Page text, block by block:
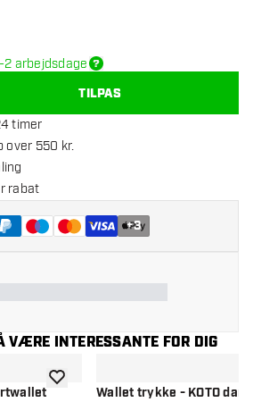
2 arbejdsdage
TILPAS
timer
over 550 kr.
rabat
+3
VÆRE INTERESSANTE FOR DIG
tilføje til ønskeliste
Wallet trykke - KOTO